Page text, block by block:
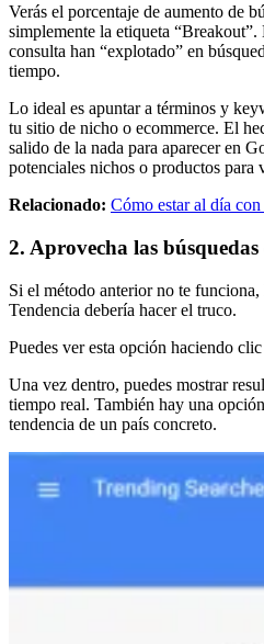
Verás el porcentaje de aumento de
simplemente la etiqueta
consulta han “explotado” en
tiempo.
Lo ideal es apuntar a términos y
tu sitio de nicho o ecommerce. El
salido de la nada para aparecer en
potenciales nichos o productos para
Relacionado: Cómo estar al día
2. Aprovecha las búsquedas
Si el método anterior no te
Tendencia debería hacer el truco.
Puedes ver esta opción haciendo
Una vez dentro, puedes mostrar
tiempo real. También hay una
tendencia de un país concreto.